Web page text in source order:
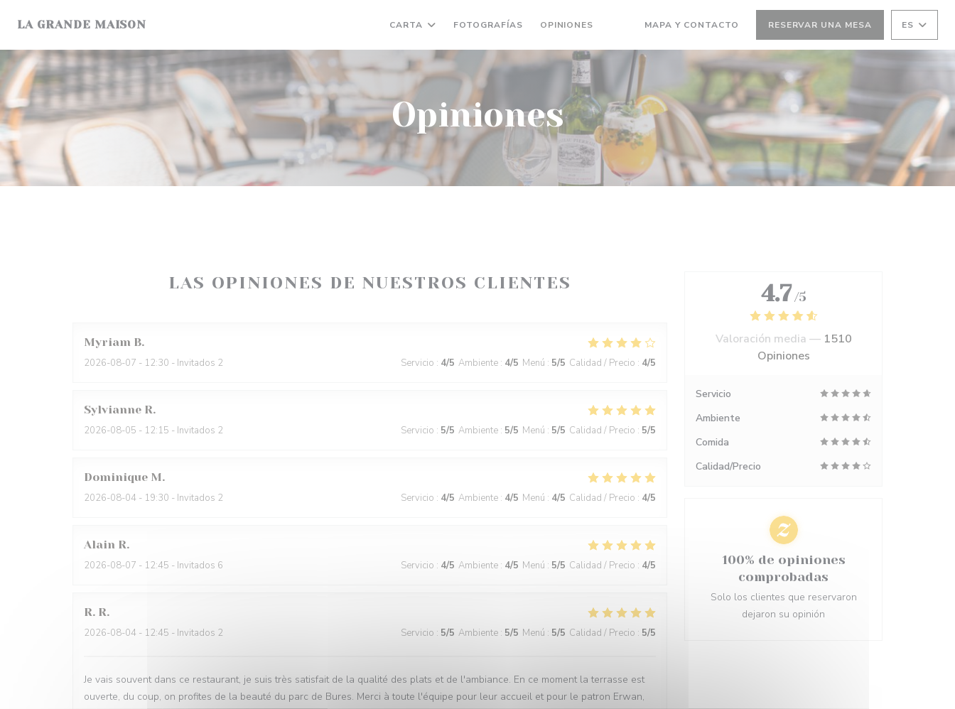
LA GRANDE MAISON CARTA FOTOGRAFÍAS OPINIONES MAPA Y CONTACTO RESERVAR UNA MESA ES
Opiniones
LAS OPINIONES DE NUESTROS CLIENTES
Myriam B
2026-08-07 - 12:30 - Invitados 2 Servicio : 4/5 Ambiente : 4/5 Menú : 5/5 Calidad / Precio : 4/5
Sylvianne R
2026-08-05 - 12:15 - Invitados 2 Servicio : 5/5 Ambiente : 5/5 Menú : 5/5 Calidad / Precio : 5/5
Dominique M
2026-08-04 - 19:30 - Invitados 2 Servicio : 4/5 Ambiente : 4/5 Menú : 4/5 Calidad / Precio : 4/5
Alain R
2026-08-07 - 12:45 - Invitados 6 Servicio : 4/5 Ambiente : 4/5 Menú : 5/5 Calidad / Precio : 4/5
R. R
2026-08-04 - 12:45 - Invitados 2 Servicio : 5/5 Ambiente : 5/5 Menú : 5/5 Calidad / Precio : 5/5
Je vais souvent dans ce restaurant, je suis très satisfait de la qualité des plats et de l'ambiance. En ce moment la terrasse est
ouverte, du coup, on profites de la beauté du parc de Bures. Merci à toute l'équipe pour leur accueil et pour le patron Erwan,
4.7 /5
Valoración media — 1510
Opiniones
Servicio
Ambiente
Comida
Calidad/Precio
100% de opiniones
comprobadas
Solo los clientes que reservaron
dejaron su opinión